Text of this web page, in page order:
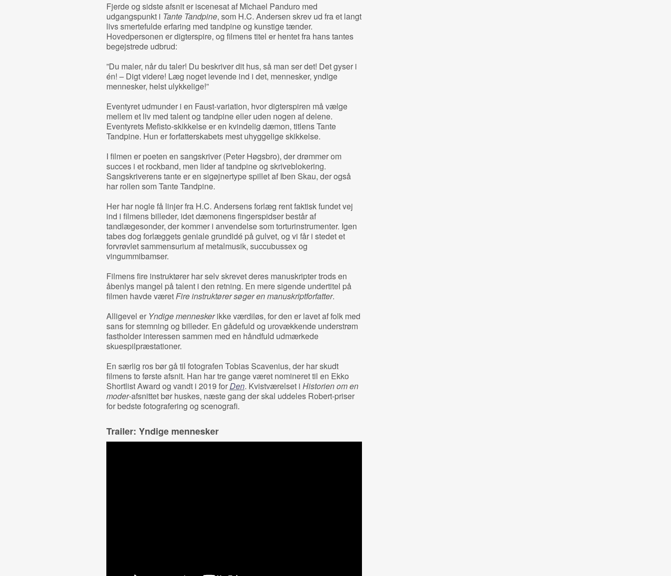
Fjerde og sidste afsnit er iscenesat af Michael Panduro med
udgangspunkt i Tante Tandpine, som H.C. Andersen skrev ud fra et langt
livs smertefulde erfaring med tandpine og kunstige tænder.
Hovedpersonen er digterspire, og filmens titel er hentet fra hans tantes
begejstrede udbrud:
”Du maler, når du taler! Du beskriver dit hus, så man ser det! Det gyser i
én! – Digt videre! Læg noget levende ind i det, mennesker, yndige
mennesker, helst ulykkelige!”
Eventyret udmunder i en Faust-variation, hvor digterspiren må vælge
mellem et liv med talent og tandpine eller uden nogen af delene.
Eventyrets Mefisto-skikkelse er en kvindelig dæmon, titlens Tante
Tandpine. Hun er forfatterskabets mest uhyggelige skikkelse.
I filmen er poeten en sangskriver (Peter Høgsbro), der drømmer om
succes i et rockband, men lider af tandpine og skriveblokering.
Sangskriverens tante er en sigøjnertype spillet af Iben Skau, der også
har rollen som Tante Tandpine.
Her har nogle få linjer fra H.C. Andersens forlæg rent faktisk fundet vej
ind i filmens billeder, idet dæmonens fingerspidser består af
tandlægesonder, der kommer i anvendelse som torturinstrumenter. Igen
tabes dog forlæggets geniale grundidé på gulvet, og vi får i stedet et
forvrøvlet sammensurium af metalmusik, succubussex og
vingummibamser.
Filmens fire instruktører har selv skrevet deres manuskripter trods en
åbenlys mangel på talent i den retning. En mere sigende undertitel på
filmen havde væretFire instruktører søger en manuskriptforfatter.
Alligevel er Yndige menneskerikke værdiløs, for den er lavet af folk med
sans for stemning og billeder. En gådefuld og urovækkende understrøm
fastholder interessen sammen med en håndfuld udmærkede
skuespilpræstationer.
En særlig ros bør gå til fotografen Tobias Scavenius, der har skudt
filmens to første afsnit. Han har tre gange været nomineret til en Ekko
Shortlist Award og vandt i 2019 forDen. Kvistværelset i Historien om en
moder-afsnittet bør huskes, næste gang der skal uddeles Robert-priser
for bedste fotografering og scenografi.
Trailer: Yndige mennesker